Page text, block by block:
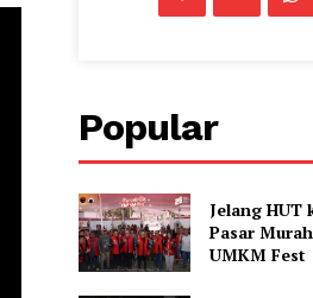
Popular
Jelang HUT
Pasar
UMKM Fest